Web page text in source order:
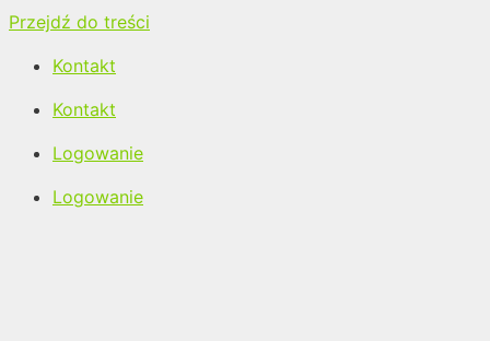
Przejdź do treści
Kontakt
Kontakt
Logowanie
Logowanie